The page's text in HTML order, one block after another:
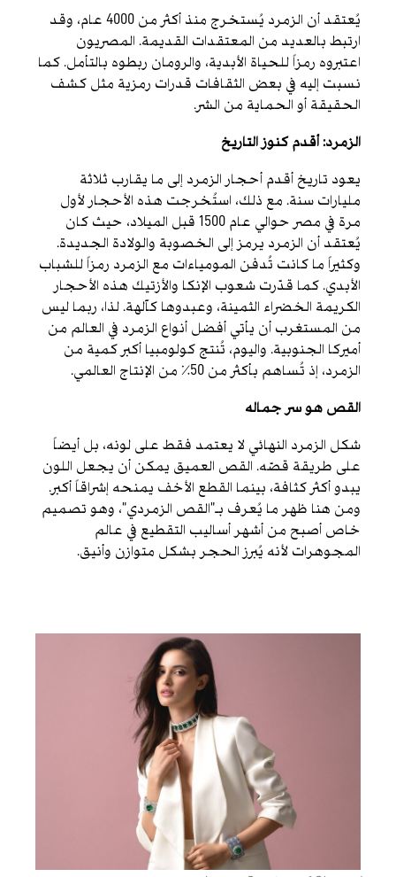
يُعتقد أن الزمرد يُستخرج منذ أكثر من 4000 عام، وقد
ارتبط بالعديد من المعتقدات القديمة. المصريون
اعتبروه رمزاً للحياة الأبدية، والرومان ربطوه بالتأمل. كما
نسبت إليه في بعض الثقافات قدرات رمزية مثل كشف
الحقيقة أو الحماية من الشر.
الزمرد: أقدم كنوز التاريخ
يعود تاريخ أقدم أحجار الزمرد إلى ما يقارب ثلاثة
مليارات سنة. مع ذلك، استُخرجت هذه الأحجار لأول
مرة في مصر حوالي عام 1500 قبل الميلاد، حيث كان
يُعتقد أن الزمرد يرمز إلى الخصوبة والولادة الجديدة.
وكثيراً ما كانت تُدفن المومياءات مع الزمرد رمزاً للشباب
الأبدي. كما قدّرت شعوب الإنكا والأزتيك هذه الأحجار
الكريمة الخضراء الثمينة، وعبدوها كآلهة. لذا، ربما ليس
من المستغرب أن يأتي أفضل أنواع الزمرد في العالم من
أميركا الجنوبية. واليوم، تُنتج كولومبيا أكبر كمية من
الزمرد، إذ تُساهم بأكثر من 50٪ من الإنتاج العالمي.
القص هو سر جماله
شكل الزمرد النهائي لا يعتمد فقط على لونه، بل أيضاً
على طريقة قصّه. القص العميق يمكن أن يجعل اللون
يبدو أكثر كثافة، بينما القطع الأخف يمنحه إشراقاً أكبر.
ومن هنا ظهر ما يُعرف بـ”القص الزمردي”، وهو تصميم
خاص أصبح من أشهر أساليب التقطيع في عالم
المجوهرات لأنه يُبرز الحجر بشكل متوازن وأنيق.